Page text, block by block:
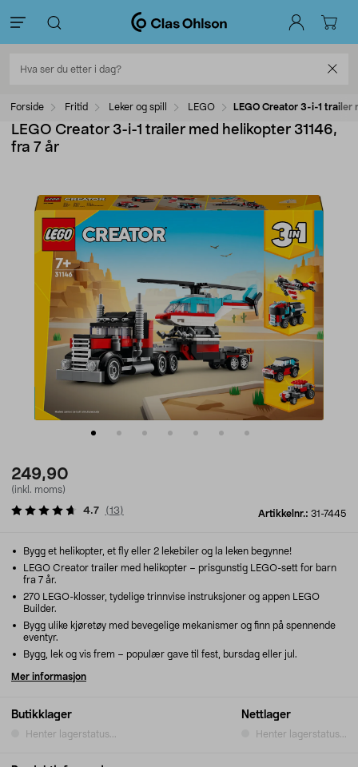
Forside Fritid Leker og spill LEGO LEGO Creator 3-i-1 trailer
LEGO Creator 3-i-1 trailer med helikopter 31146,
fra 7 år
249,90
(inkl. moms)
Artikkelnr.: 31-7445
4.7 (13)
Butikklager
Henter lagerstatus...
Nettlager
Henter lagerstatus...
Bygg et helikopter, et fly eller 2 lekebiler og la leken begynne!
LEGO Creator trailer med helikopter – prisgunstig LEGO-sett for barn
fra 7 år.
270 LEGO-klosser, tydelige trinnvise instruksjoner og appen LEGO
Builder.
Bygg ulike kjøretøy med bevegelige mekanismer og finn på spennende
eventyr.
Bygg, lek og vis frem – populær gave til fest, bursdag eller jul.
Mer informasjon